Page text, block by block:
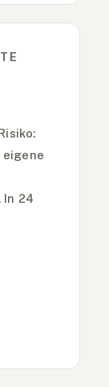
In 24